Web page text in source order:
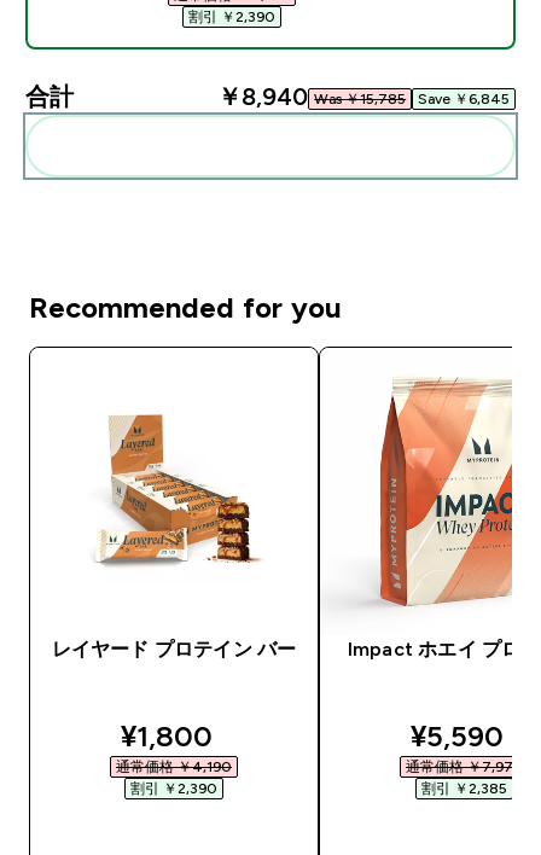
割引 ￥2,390‎
合計 ￥8,940‎ Was ￥15,785‎ Save ￥6,845‎
Recommended for you
レイヤード プロテイン バー
discounted price
¥1,800‎
通常価格 ￥4,190‎
割引 ￥2,390‎
Impact ホエイ プロ
¥5,590‎
通常価格 ￥7,975‎
割引 ￥2,385‎